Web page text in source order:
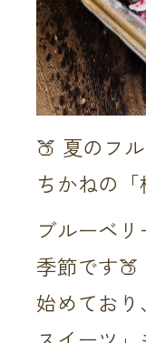
🍑 夏のフ
ちかねの「
ブルーベ
季節です🍑
始めており